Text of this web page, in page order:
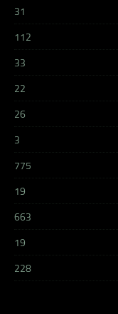
31
112
33
22
26
3
775
19
663
19
228